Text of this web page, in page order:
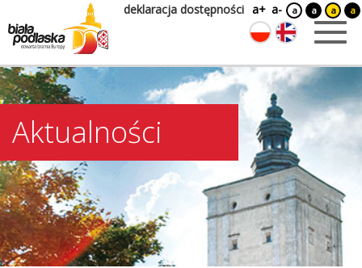
deklaracja dostępności a+ a- a a a a
Aktualności